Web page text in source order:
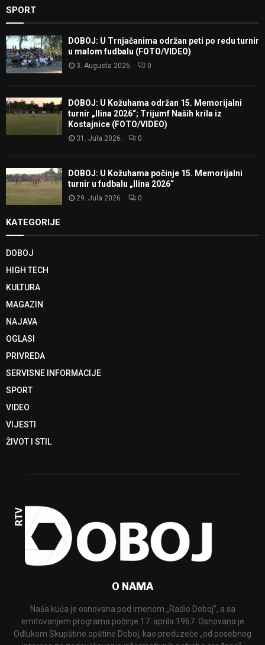
SPORT
DOBOJ: U Trnjačanima održan peti po redu turnir
u malom fudbalu (FOTO/VIDEO)
3. Augusta 2026. 0
DOBOJ: U Kožuhama održan 15. Memorijalni
turnir „Ilina 2026“; Trijumf Naših krila iz
Kostajnice (FOTO/VIDEO)
31. Jula 2026. 0
DOBOJ: U Kožuhama počinje 15. Memorijalni
turnir u fudbalu „Ilina 2026“
29. Jula 2026. 0
KATEGORIJE
DOBOJ
HIGH TECH
KULTURA
MAGAZIN
NAJAVA
OGLASI
PRIVREDA
SERVISNE INFORMACIJE
SPORT
VIDEO
VIJESTI
ŽIVOT I STIL
O NAMA
Naša kuća je osnovana pod imenom „Radio Doboj“, a sa
emitovanjem programa počinje 17. aprila 1967. Osnovana je
Odlukom Skupštine opštine Doboj, kao preduzeće „od posebnog